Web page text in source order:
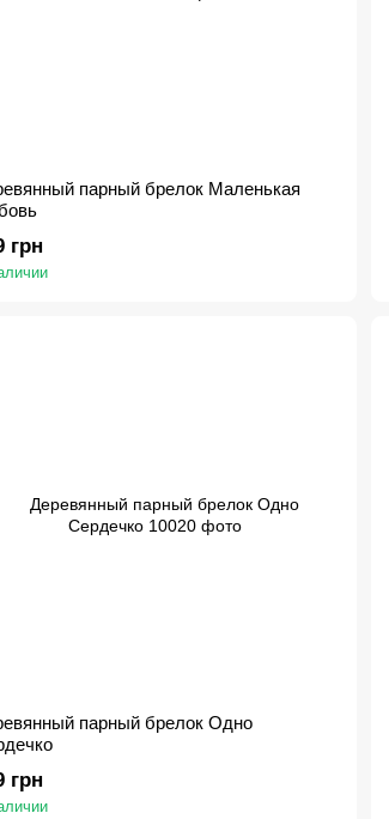
парный брелок Маленькая
грн
парный брелок Одно
грн